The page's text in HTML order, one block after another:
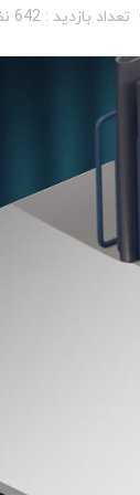
تعداد بازدید : 642 نفر